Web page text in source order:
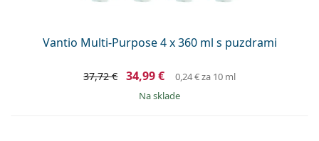
Vantio Multi-Purpose 4 x 360 ml s puzdrami
37,72 € 34,99 € 0,24 €za 10 ml
na sklade